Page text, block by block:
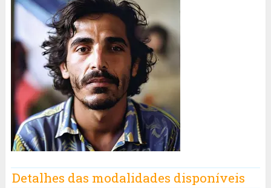
Detalhes das modalidades disponíveis